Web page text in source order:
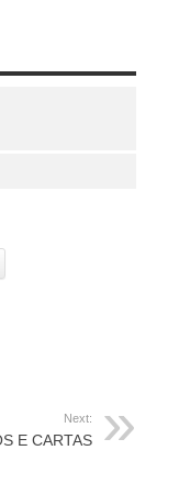
Next:
E CARTAS